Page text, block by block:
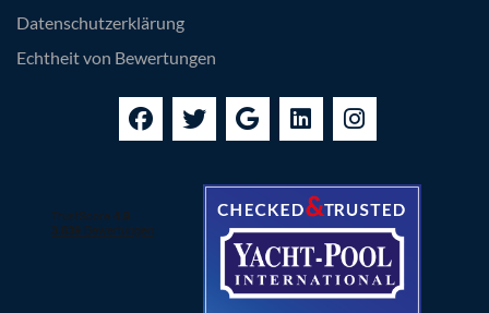
Datenschutzerklärung
Echtheit von Bewertungen